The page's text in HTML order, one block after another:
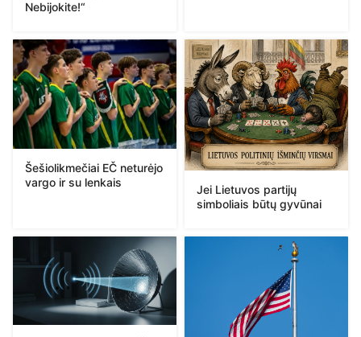
Nebijokite!“
Šešiolikmečiai EČ neturėjo
vargo ir su lenkais
Jei Lietuvos partijų
simboliais būtų gyvūnai